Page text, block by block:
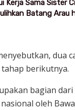
Kerja Sama Sister
Batang Arau
dua
berikutnya.
bagian
nasional oleh